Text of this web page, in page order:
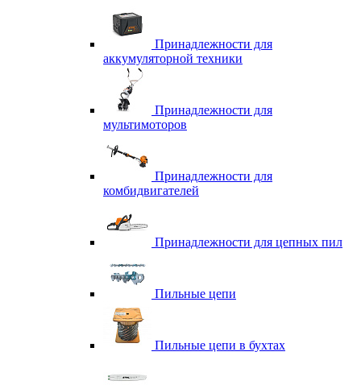
Принадлежности для
аккумуляторной техники
Принадлежности для
мультимоторов
Принадлежности для
комбидвигателей
Принадлежности для цепных пил
Пильные цепи
Пильные цепи в бухтах